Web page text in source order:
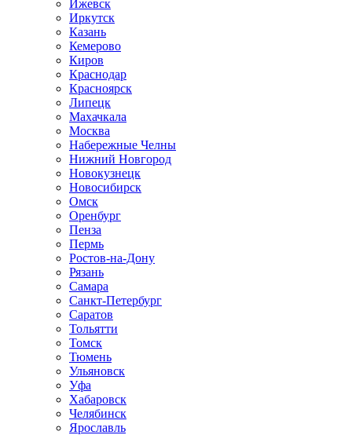
Ижевск
Иркутск
Казань
Кемерово
Киров
Краснодар
Красноярск
Липецк
Махачкала
Москва
Набережные Челны
Нижний Новгород
Новокузнецк
Новосибирск
Омск
Оренбург
Пенза
Пермь
Ростов-на-Дону
Рязань
Самара
Санкт-Петербург
Саратов
Тольятти
Томск
Тюмень
Ульяновск
Уфа
Хабаровск
Челябинск
Ярославль